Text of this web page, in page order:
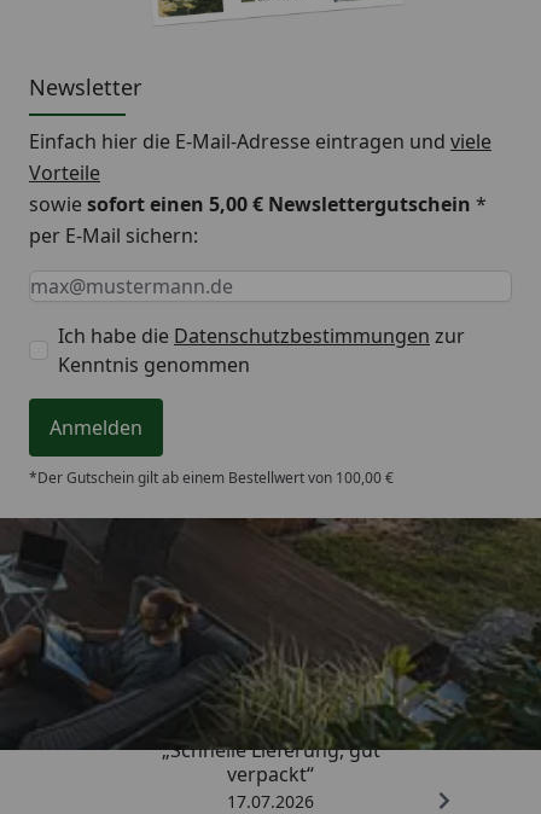
Newsletter
Einfach hier die E-Mail-Adresse eintragen und viele
Vorteile
sowiesofort einen 5,00 € Newslettergutschein *
per E-Mail sichern:
Keine Eingabe erforderlich
Eingabe erforderlich
E-Mail *
Ich habe die Datenschutzbestimmungen zur
Kenntnis genommen
Anmelden
*Der Gutschein gilt ab einem Bestellwert von 100,00 €
Trusted Shops
4,65/ 5
„Schnelle Lieferung, gut
verpackt“
17.07.2026